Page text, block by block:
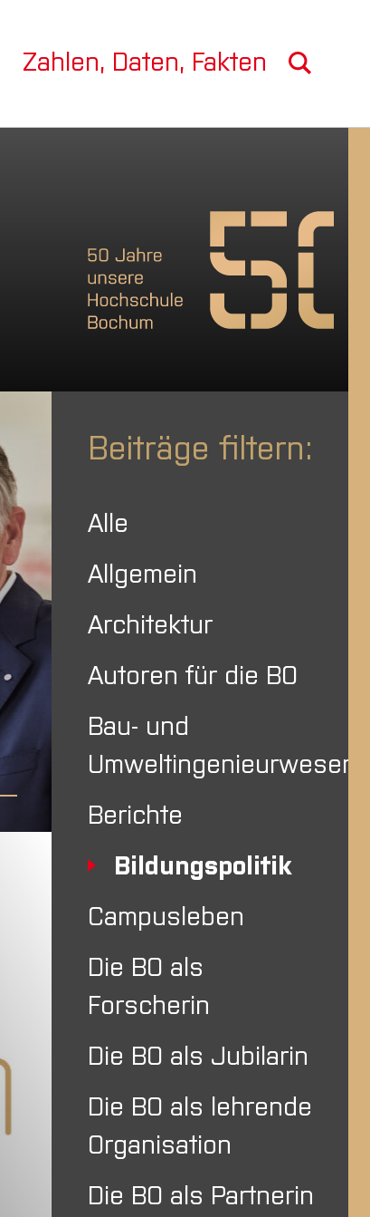
Zahlen, Daten, Fakten
Beiträge filtern:
Alle
Allgemein
Architektur
Autoren für die BO
Bau- und
Umweltingenieurwesen
Berichte
Bildungspolitik
Campusleben
Die BO als
Forscherin
Die BO als Jubilarin
Die BO als lehrende
Organisation
Die BO als Partnerin